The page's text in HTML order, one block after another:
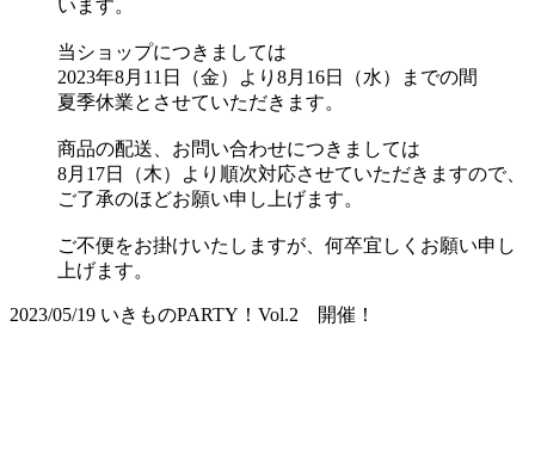
います。
当ショップにつきましては
2023年8月11日（金）より8月16日（水）までの間
夏季休業とさせていただきます。
商品の配送、お問い合わせにつきましては
8月17日（木）より順次対応させていただきますので、
ご了承のほどお願い申し上げます。
ご不便をお掛けいたしますが、何卒宜しくお願い申し
上げます。
2023/05/19 いきものPARTY！Vol.2 開催！